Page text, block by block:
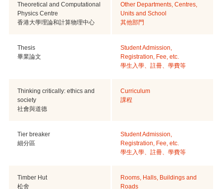
Theoretical and Computational
Physics Centre
香港大學理論和計算物理中心
Other Departments, Centres,
Units and School
其他部門
Thesis
畢業論文
Student Admission,
Registration, Fee, etc.
學生入學、註冊、學費等
Thinking critically: ethics and
society
社會與道德
Curriculum
課程
Tier breaker
細分區
Student Admission,
Registration, Fee, etc.
學生入學、註冊、學費等
Timber Hut
松舍
Rooms, Halls, Buildings and
Roads